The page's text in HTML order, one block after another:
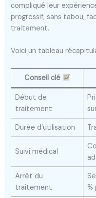
compliqué leur
progressif, sans tabou,
traitement.
Voici un tableau
Conseil clé
Début de
traitement
Durée d’utilisation
Suivi médical
Arrêt du
traitement
%